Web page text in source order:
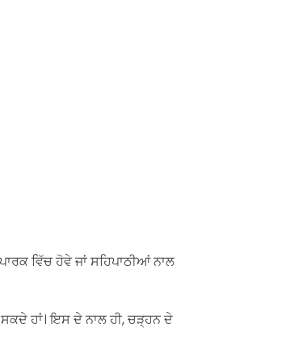
ਵਿੱਚ ਹੋਵੇ ਜਾਂ ਸਹਿਪਾਠੀਆਂ ਨਾਲ
ਹਾਂ। ਇਸ ਦੇ ਨਾਲ ਹੀ, ਚੜ੍ਹਨ ਦੇ